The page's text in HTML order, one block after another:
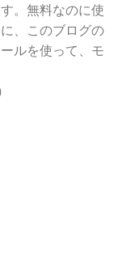
。無料なのに使
、このブログの
ルを使って、モ